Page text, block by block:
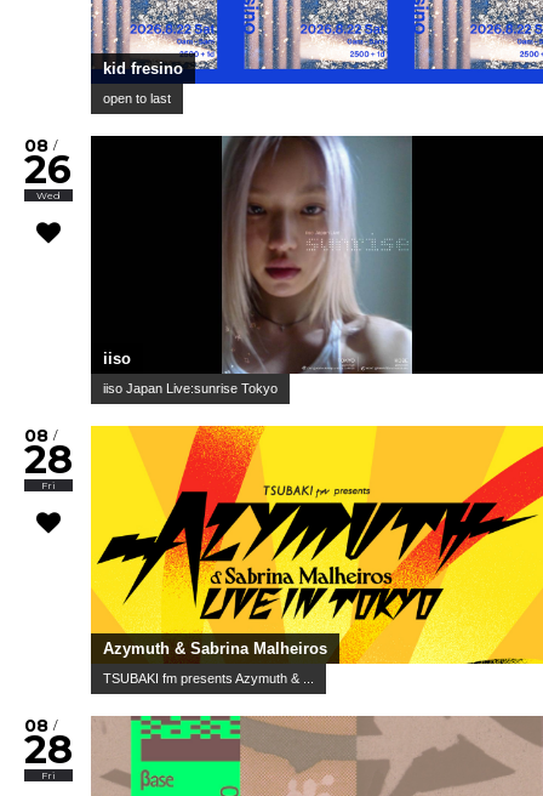
kid fresino
open to last
08 /
26
Wed
iiso
iiso Japan Live:sunrise Tokyo
08 /
28
Fri
Azymuth & Sabrina Malheiros
TSUBAKI fm presents Azymuth & ...
08 /
28
Fri